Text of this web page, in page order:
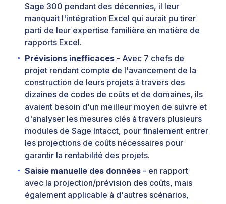
Sage 300 pendant des décennies, il leur
manquait l'intégration Excel qui aurait pu tirer
parti de leur expertise familière en matière de
rapports Excel.
Prévisions inefficaces - Avec 7 chefs de
projet rendant compte de l'avancement de la
construction de leurs projets à travers des
dizaines de codes de coûts et de domaines, ils
avaient besoin d'un meilleur moyen de suivre et
d'analyser les mesures clés à travers plusieurs
modules de Sage Intacct, pour finalement entrer
les projections de coûts nécessaires pour
garantir la rentabilité des projets.
Saisie manuelle des données - en rapport
avec la projection/prévision des coûts, mais
également applicable à d'autres scénarios,